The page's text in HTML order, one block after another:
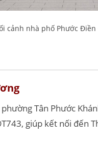
cảnh nhà phố Phước Điền
Tân Phước
giúp kết nối đến